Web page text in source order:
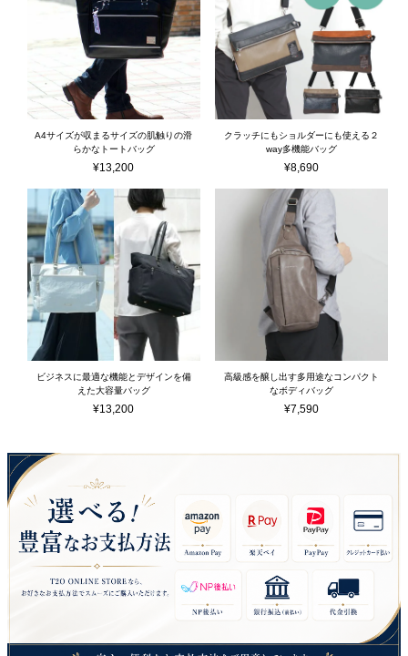
A4サイズが収まるサイズの肌触りの滑
らかなトートバッグ
¥13,200
クラッチにもショルダーにも使える２
way多機能バッグ
¥8,690
ビジネスに最適な機能とデザインを備
えた大容量バッグ
¥13,200
高級感を醸し出す多用途なコンパクト
なボディバッグ
¥7,590